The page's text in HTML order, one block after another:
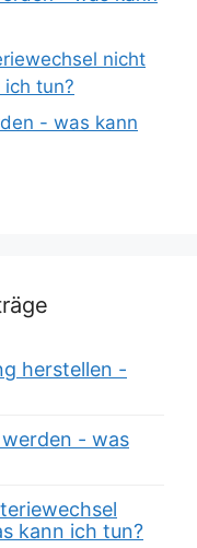
nicht
tun?
- was kann
herstellen -
- was
kann ich tun?